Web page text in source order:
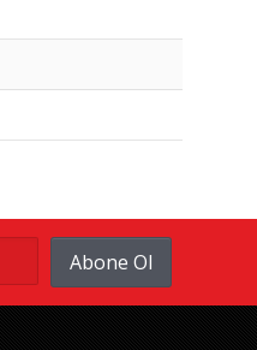
Abone Ol